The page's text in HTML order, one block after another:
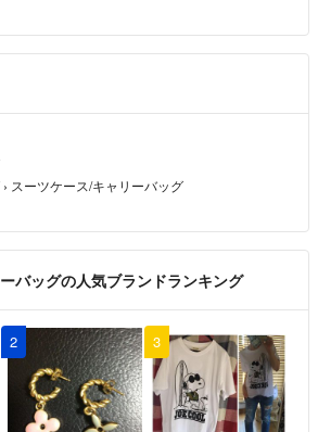
› スーツケース/キャリーバッグ
バッグの人気ブランドランキング
2 3